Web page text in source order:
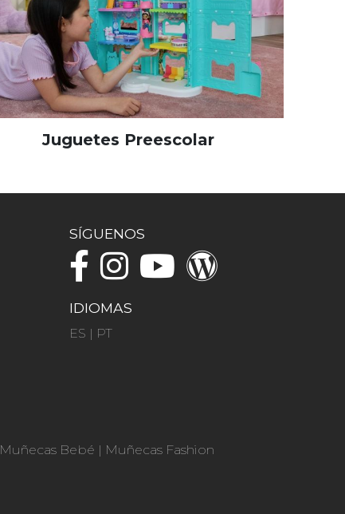
Juguetes Preescolar
SÍGUENOS
IDIOMAS
ES | PT
Muñecas Bebé | Muñecas Fashion